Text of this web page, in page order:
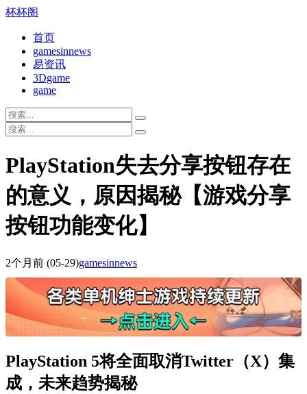
杯杯阁
首页
gamesinnews
易资讯
3Dgame
game
PlayStation失去分享按钮存在
的意义，原因揭秘【游戏分享
按钮功能变化】
2个月前 (05-29)gamesinnews
PlayStation 5将全面取消Twitter（X）集
成，未来趋势揭秘